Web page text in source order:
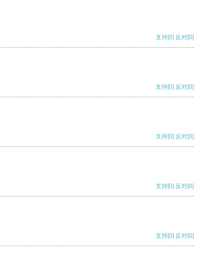
支持[0] 反对[0]
支持[0] 反对[0]
支持[0] 反对[0]
支持[0] 反对[0]
支持[0] 反对[0]